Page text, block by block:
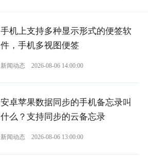
手机上支持多种显示形式的便签软
件，手机多视图便签
新闻动态 2026-08-06 14:00:00
安卓苹果数据同步的手机备忘录叫
什么？支持同步的云备忘录
新闻动态 2026-08-06 13:00:00